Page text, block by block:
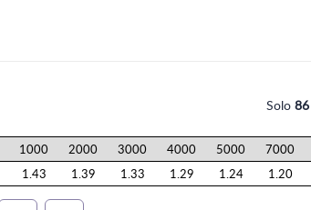
Solo86
1000 2000 3000 4000 5000 7000
1.43 1.39 1.33 1.29 1.24 1.20